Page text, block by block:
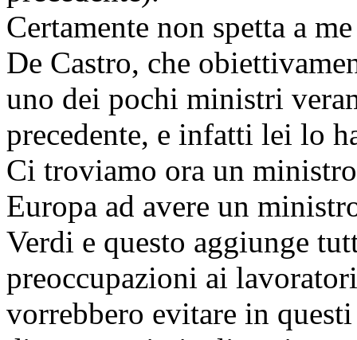
Certamente non spetta a
De Castro, che
uno dei pochi ministri
precedente, e infatti lei lo
Ci troviamo ora un
Europa ad avere un
Verdi e questo aggiunge
preoccupazioni ai
vorrebbero evitare in